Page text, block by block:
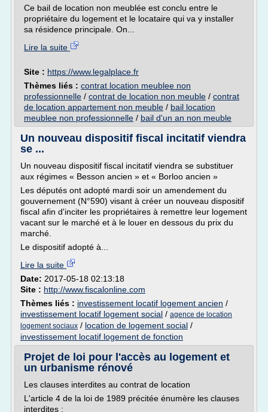
Ce bail de location non meublée est conclu entre le
propriétaire du logement et le locataire qui va y installer
sa résidence principale. On...
Lire la suite
Site : https://www.legalplace.fr
Thèmes liés : contrat location meublee non
professionnelle / contrat de location non meuble / contrat
de location appartement non meuble / bail location
meublee non professionnelle / bail d'un an non meuble
Un nouveau dispositif fiscal incitatif viendra
se ...
Un nouveau dispositif fiscal incitatif viendra se substituer
aux régimes « Besson ancien » et « Borloo ancien »
Les députés ont adopté mardi soir un amendement du
gouvernement (N°590) visant à créer un nouveau dispositif
fiscal afin d'inciter les propriétaires à remettre leur logement
vacant sur le marché et à le louer en dessous du prix du
marché.
Le dispositif adopté à...
Lire la suite
Date: 2017-05-18 02:13:18
Site : http://www.fiscalonline.com
Thèmes liés : investissement locatif logement ancien /
investissement locatif logement social / agence de location
logement sociaux / location de logement social /
investissement locatif logement de fonction
Projet de loi pour l'accès au logement et
un urbanisme rénové
Les clauses interdites au contrat de location
L'article 4 de la loi de 1989 précitée énumère les clauses
interdites :